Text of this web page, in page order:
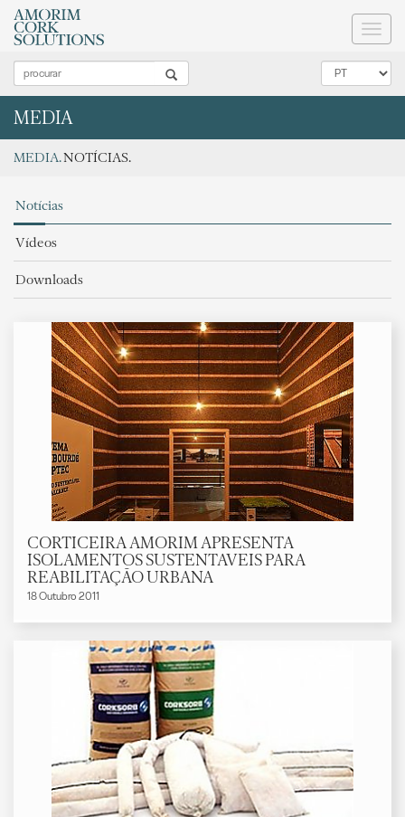
MEDIA
MEDIA.NOTÍCIAS.
Notícias
Vídeos
Downloads
CORTICEIRA AMORIM APRESENTA
ISOLAMENTOS SUSTENTAVEIS PARA
REABILITAÇÃO URBANA
18 Outubro 2011